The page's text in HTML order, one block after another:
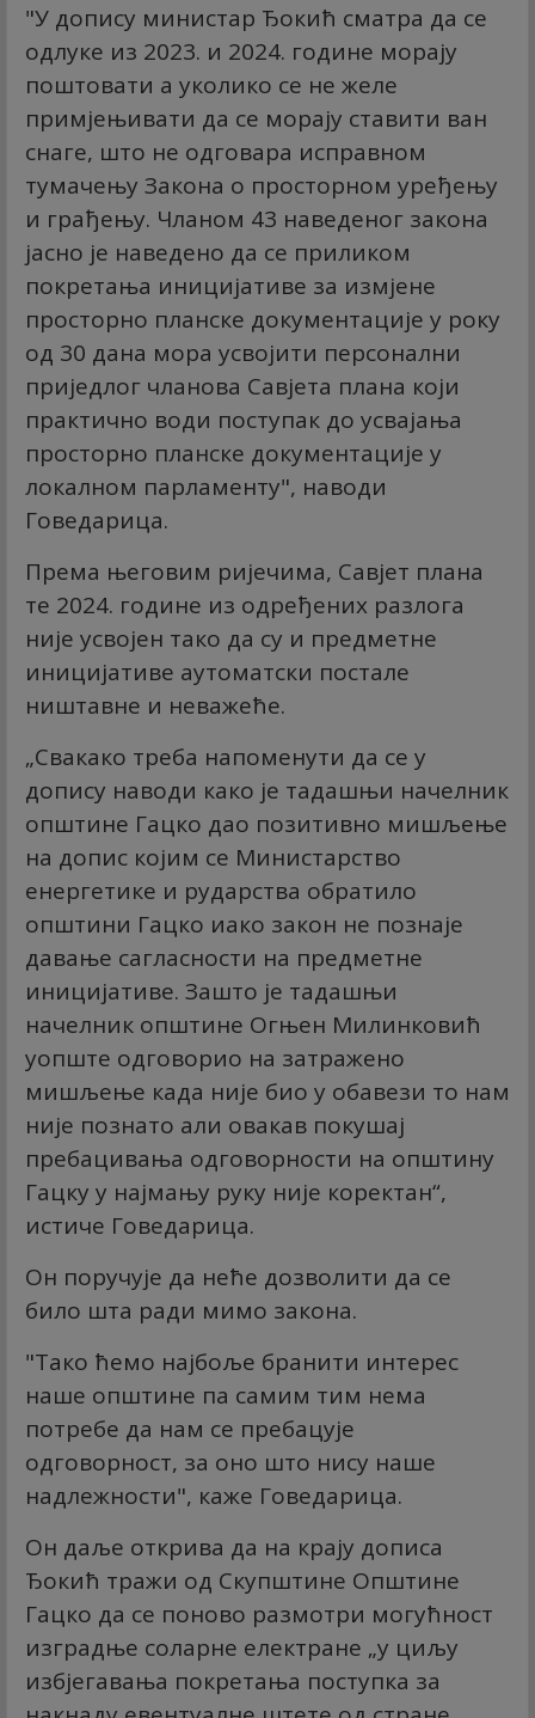
"У допису министар Ђокић сматра да се
одлуке из 2023. и 2024. године морају
поштовати а уколико се не желе
примјењивати да се морају ставити ван
снаге, што не одговара исправном
тумачењу Закона о просторном уређењу
и грађењу. Чланом 43 наведеног закона
јасно је наведено да се приликом
покретања иницијативе за измјене
просторно планске документације у року
од 30 дана мора усвојити персонални
приједлог чланова Савјета плана који
практично води поступак до усвајања
просторно планске документације у
локалном парламенту", наводи
Говедарица.
Према његовим ријечима, Савјет плана
те 2024. године из одређених разлога
није усвојен тако да су и предметне
иницијативе аутоматски постале
ништавне и неважеће.
„Свакако треба напоменути да се у
допису наводи како је тадашњи начелник
општине Гацко дао позитивно мишљење
на допис којим се Министарство
енергетике и рударства обратило
општини Гацко иако закон не познаје
давање сагласности на предметне
иницијативе. Зашто је тадашњи
начелник општине Огњен Милинковић
уопште одговорио на затражено
мишљење када није био у обавези то нам
није познато али овакав покушај
пребацивања одговорности на општину
Гацку у најмању руку није коректан“,
истиче Говедарица.
Он поручује да неће дозволити да се
било шта ради мимо закона.
"Тако ћемо најбоље бранити интерес
наше општине па самим тим нема
потребе да нам се пребацује
одговорност, за оно што нису наше
надлежности", каже Говедарица.
Он даље открива да на крају дописа
Ђокић тражи од Скупштине Општине
Гацко да се поново размотри могућност
изградње соларне електране „у циљу
избјегавања покретања поступка за